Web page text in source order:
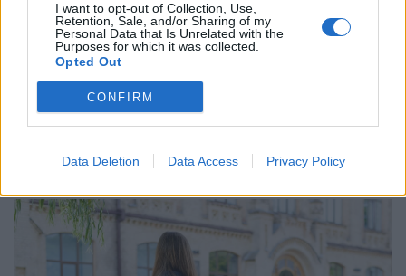
I want to opt-out of Collection, Use,
Retention, Sale, and/or Sharing of my
Personal Data that Is Unrelated with the
Purposes for which it was collected.
Opted Out
CONFIRM
Data Deletion Data Access Privacy Policy
Forr a levegő a magyar autóipari óriásnál:
azonnal leállhat a munka Pécsen és
Fehérváron
sztrájkra, ugyanakkor továbbra is nyitottak a
megállapodásra.